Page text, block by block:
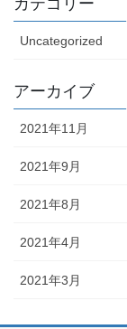
カテゴリー
Uncategorized
アーカイブ
2021年11月
2021年9月
2021年8月
2021年4月
2021年3月